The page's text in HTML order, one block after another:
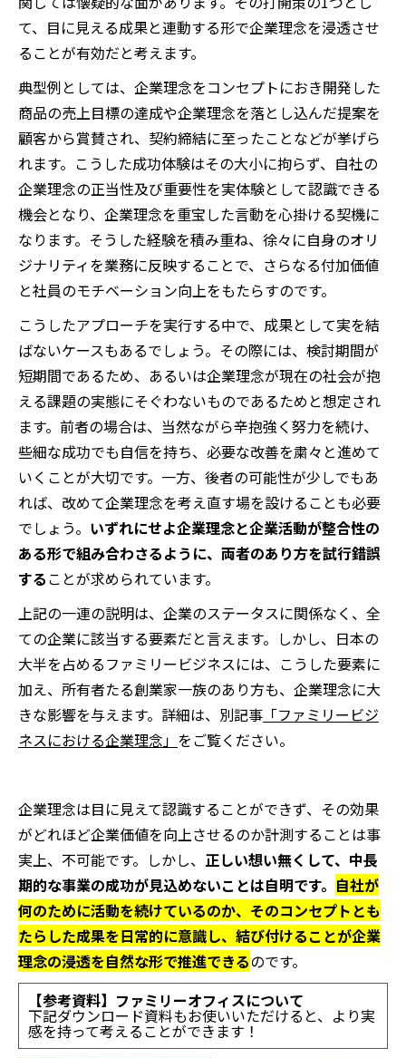
て、目に見える成果と連動する形で企業理念を浸透させ
ることが有効だと考えます。
典型例としては、企業理念をコンセプトにおき開発した
商品の売上目標の達成や企業理念を落とし込んだ提案を
顧客から賞賛され、契約締結に至ったことなどが挙げら
れます。こうした成功体験はその大小に拘らず、自社の
企業理念の正当性及び重要性を実体験として認識できる
機会となり、企業理念を重宝した言動を心掛ける契機に
なります。そうした経験を積み重ね、徐々に自身のオリ
ジナリティを業務に反映することで、さらなる付加価値
と社員のモチベーション向上をもたらすのです。
こうしたアプローチを実行する中で、成果として実を結
ばないケースもあるでしょう。その際には、検討期間が
短期間であるため、あるいは企業理念が現在の社会が抱
える課題の実態にそぐわないものであるためと想定され
ます。前者の場合は、当然ながら辛抱強く努力を続け、
些細な成功でも自信を持ち、必要な改善を粛々と進めて
いくことが大切です。一方、後者の可能性が少しでもあ
れば、改めて企業理念を考え直す場を設けることも必要
でしょう。 いずれにせよ企業理念と企業活動が整合性の
ある形で組み合わさるように、両者のあり方を試行錯誤
することが求められています。
上記の一連の説明は、企業のステータスに関係なく、全
ての企業に該当する要素だと言えます。しかし、日本の
大半を占めるファミリービジネスには、こうした要素に
加え、所有者たる創業家一族のあり方も、企業理念に大
きな影響を与えます。詳細は、別記事 「ファミリービジ
ネスにおける企業理念」 をご覧ください。
企業理念は目に見えて認識することができず、その効果
がどれほど企業価値を向上させるのか計測することは事
実上、不可能です。しかし、 正しい想い無くして、中長
期的な事業の成功が見込めないことは自明です。 自社が
何のために活動を続けているのか、そのコンセプトとも
たらした成果を日常的に意識し、結び付けることが企業
理念の浸透を自然な形で推進できるのです。
【参考資料】 ファミリーオフィスについて
下記ダウンロード資料もお使いいただけると、より実
感を持って考えることができます！